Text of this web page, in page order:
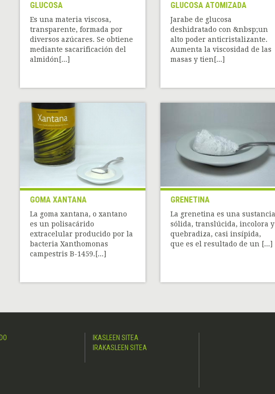
GLUCOSA
Es una materia viscosa,
transparente, formada por
diversos azúcares. Se obtiene
mediante sacarificación del
almidón[...]
GLUCOSA ATOMIZADA
Jarabe de glucosa
deshidratado con &nbsp;un
alto poder anticristalizante.
Aumenta la viscosidad de las
masas y tien[...]
GOMA XANTANA
La goma xantana, o xantano
es un polisacárido
extracelular producido por la
bacteria Xanthomonas
campestris B-1459.[...]
GRENETINA
La grenetina es una sustancia
sólida, translúcida, incolora y
quebradiza, casi insípida,
que es el resultado de un [...]
IKASLEEN SITEA
IRAKASLEEN SITEA